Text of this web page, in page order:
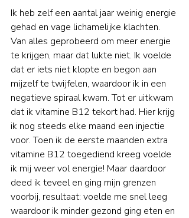
Ik heb zelf een aantal jaar weinig energie
gehad en vage lichamelijke klachten.
Van alles geprobeerd om meer energie
te krijgen, maar dat lukte niet. Ik voelde
dat er iets niet klopte en begon aan
mijzelf te twijfelen, waardoor ik in een
negatieve spiraal kwam. Tot er uitkwam
dat ik vitamine B12 tekort had. Hier krijg
ik nog steeds elke maand een injectie
voor. Toen ik de eerste maanden extra
vitamine B12 toegediend kreeg voelde
ik mij weer vol energie! Maar daardoor
deed ik teveel en ging mijn grenzen
voorbij, resultaat: voelde me snel leeg
waardoor ik minder gezond ging eten en